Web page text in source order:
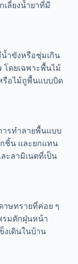
เลี่ยงน้ำยาที่มี
ำขังหรือชุ่มเกิน
โดยเฉพาะพื้นไม้
รือไม้ถูพื้นแบบบิด
ารทำลายพื้นแบบ
กชิ้น และยกแทน
ะลามิเนตที่เป็น
าษทรายที่ค่อย ๆ
รมดักฝุ่นหน้า
งเดินในบ้าน